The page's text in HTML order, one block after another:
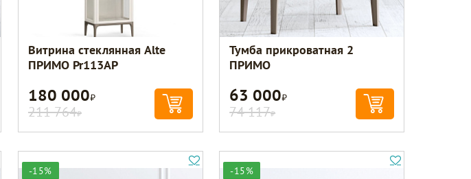
Витрина стеклянная Alte
ПРИМО Pr113AP
180 000Р
211 764Р
Тумба прикроватная 2
ПРИМО
63 000Р
74 117Р
-15% -15%